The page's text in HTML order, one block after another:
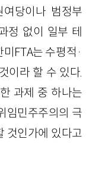
당이나 범정부
정 없이 일부 테
FTA는 수평적·
이라 할 수 있다.
과제 중 하나는
임민주주의의 극
것인가에 있다고